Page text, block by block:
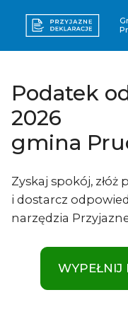
Podatek
2026
gmina
Zyskaj spokój, złóż
i dostarcz
narzędzia
WYPEŁNIJ